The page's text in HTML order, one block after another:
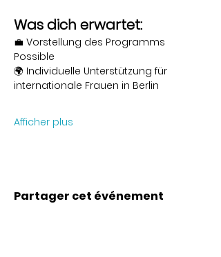
Was dich erwartet:
💼 Vorstellung des Programms
Possible
🌍 Individuelle Unterstützung für
internationale Frauen in Berlin
Afficher plus
Partager cet événement